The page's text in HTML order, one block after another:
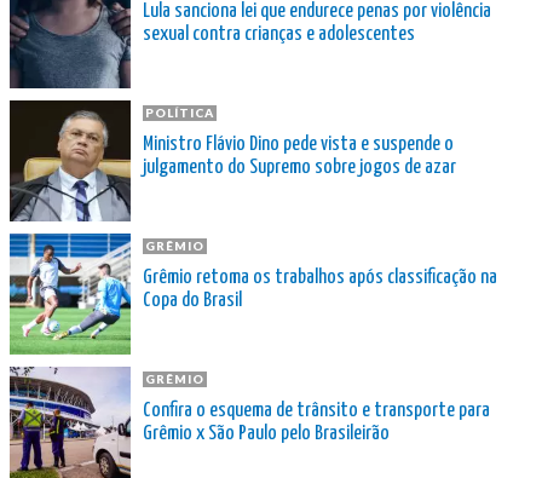
Lula sanciona lei que endurece penas por violência
sexual contra crianças e adolescentes
POLÍTICA
Ministro Flávio Dino pede vista e suspende o
julgamento do Supremo sobre jogos de azar
GRÊMIO
Grêmio retoma os trabalhos após classificação na
Copa do Brasil
GRÊMIO
Confira o esquema de trânsito e transporte para
Grêmio x São Paulo pelo Brasileirão